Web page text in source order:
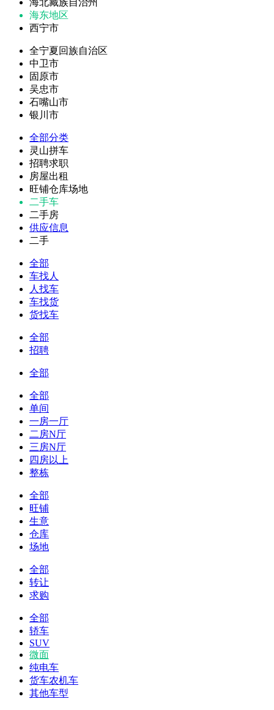
海北藏族自治州
海东地区
西宁市
全宁夏回族自治区
中卫市
固原市
吴忠市
石嘴山市
银川市
全部分类
灵山拼车
招聘求职
房屋出租
旺铺仓库场地
二手车
二手房
供应信息
二手
全部
车找人
人找车
车找货
货找车
全部
招聘
全部
全部
单间
一房一厅
二房N厅
三房N厅
四房以上
整栋
全部
旺铺
生意
仓库
场地
全部
转让
求购
全部
轿车
SUV
微面
纯电车
货车农机车
其他车型